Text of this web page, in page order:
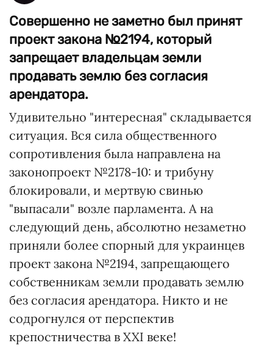
Совершенно не заметно был принят
проект закона №2194, который
запрещает владельцам земли
продавать землю без согласия
арендатора.
Удивительно "интересная" складывается
ситуация. Вся сила общественного
сопротивления была направлена на
законопроект №2178-10: и трибуну
блокировали, и мертвую свинью
"выпасали" возле парламента. А на
следующий день, абсолютно незаметно
приняли более спорный для украинцев
проект закона №2194, запрещающего
собственникам земли продавать землю
без согласия арендатора. Никто и не
содрогнулся от перспектив
крепостничества в XXI веке!